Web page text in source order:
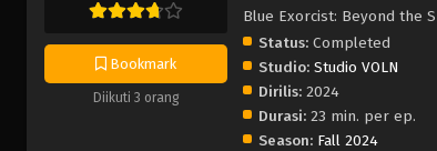
Bookmark
Diikuti 3 orang
Blue Exorcist: Beyond the
Status: Completed
Studio: Studio VOLN
Dirilis: 2024
Durasi: 23 min. per ep.
Season: Fall 2024